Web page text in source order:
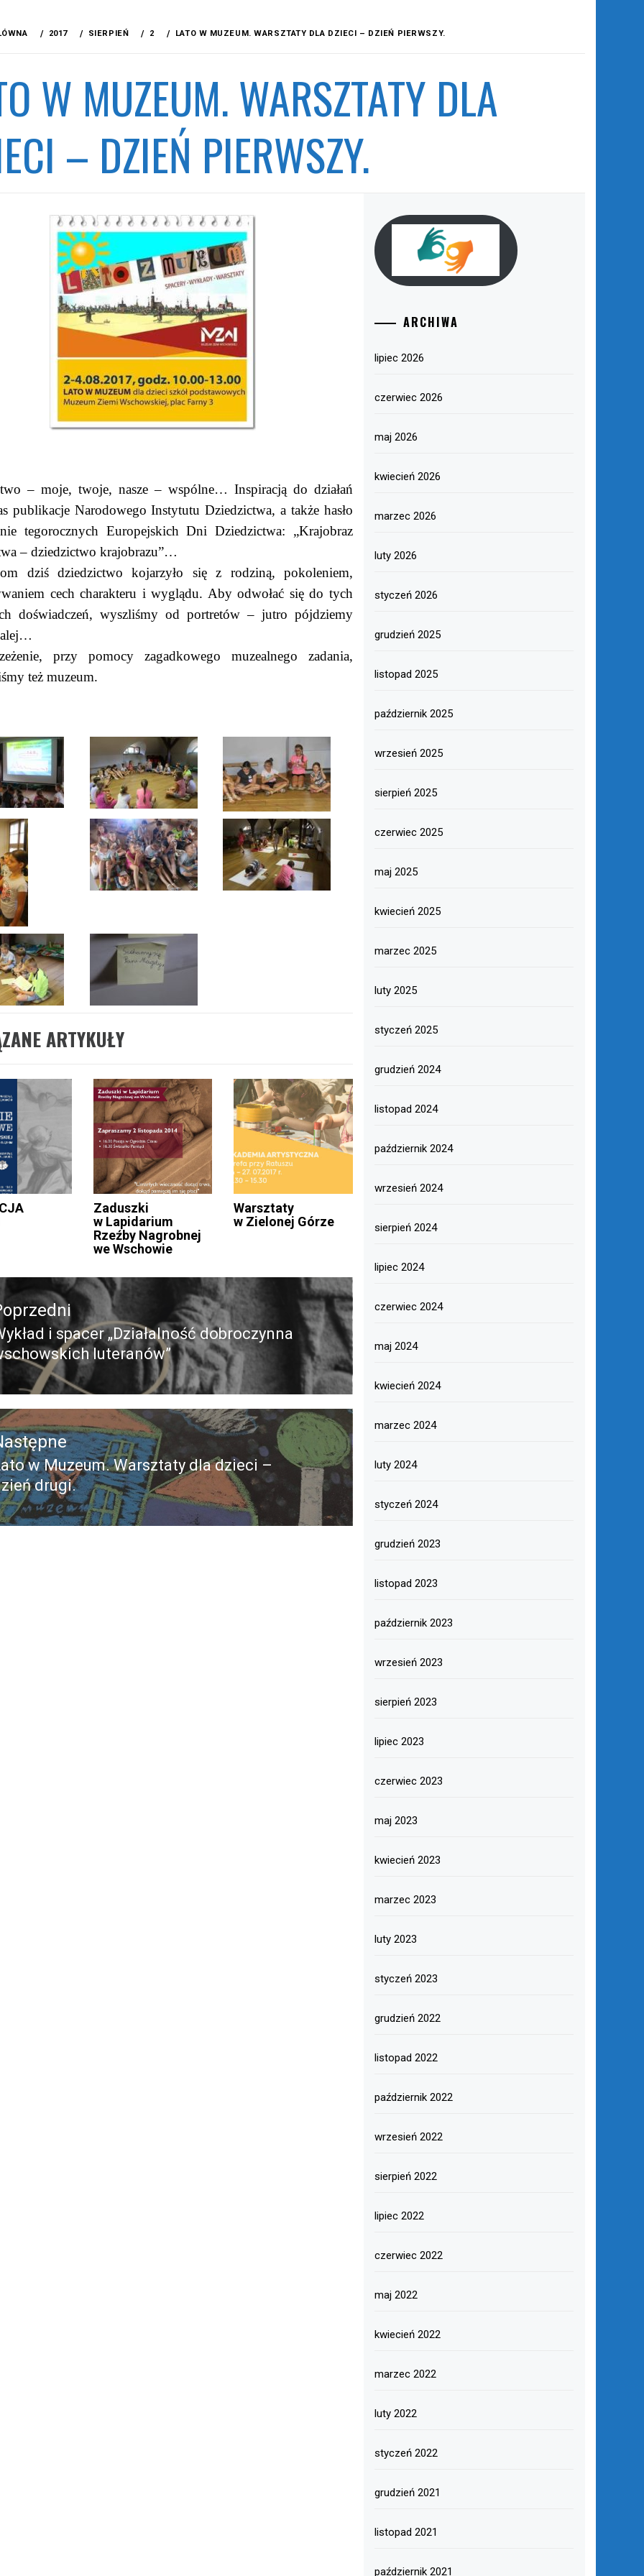
2017 SIERPIEŃ 2 LATO W MUZEUM. WARSZTATY DLA DZIECI – DZIEŃ PIERWSZY.
W MUZEUM. WARSZTATY DLA
– DZIEŃ PIERWSZY.
– moje, twoje, nasze – wspólne… Inspiracją do działań
publikacje Narodowego Instytutu Dziedzictwa, a także hasło
tegorocznych Europejskich Dni Dziedzictwa: „Krajobraz
– dziedzictwo krajobrazu”…
dziś dziedzictwo kojarzyło się z rodziną, pokoleniem,
cech charakteru i wyglądu. Aby odwołać się do tych
doświadczeń, wyszliśmy od portretów – jutro pójdziemy
przy pomocy zagadkowego muzealnego zadania,
też muzeum.
ARTYKUŁY
Zaduszki
w Lapidarium
Rzeźby Nagrobnej
we Wschowie
Warsztaty
w Zielonej Górze
i spacer „Działalność dobroczynna
luteranów”
w Muzeum. Warsztaty dla dzieci –
drugi.
ARCHIWA
lipiec 2026
czerwiec 2026
maj 2026
kwiecień 2026
marzec 2026
luty 2026
styczeń 2026
grudzień 2025
listopad 2025
październik 2025
wrzesień 2025
sierpień 2025
czerwiec 2025
maj 2025
kwiecień 2025
marzec 2025
luty 2025
styczeń 2025
grudzień 2024
listopad 2024
październik 2024
wrzesień 2024
sierpień 2024
lipiec 2024
czerwiec 2024
maj 2024
kwiecień 2024
marzec 2024
luty 2024
styczeń 2024
grudzień 2023
listopad 2023
październik 2023
wrzesień 2023
sierpień 2023
lipiec 2023
czerwiec 2023
maj 2023
kwiecień 2023
marzec 2023
luty 2023
styczeń 2023
grudzień 2022
listopad 2022
październik 2022
wrzesień 2022
sierpień 2022
lipiec 2022
czerwiec 2022
maj 2022
kwiecień 2022
marzec 2022
luty 2022
styczeń 2022
grudzień 2021
listopad 2021
październik 2021